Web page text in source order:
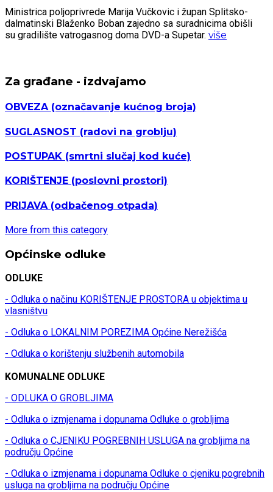
Ministrica poljoprivrede Marija Vučkovic i župan Splitsko-
dalmatinski Blaženko Boban zajedno sa suradnicima obišli
su gradilište vatrogasnog doma DVD-a Supetar. više
Za građane - izdvajamo
OBVEZA(označavanje kućnog broja)
SUGLASNOST (radovi na groblju)
POSTUPAK (smrtni slučaj kod kuće)
KORIŠTENJE (poslovni prostori)
PRIJAVA (odbačenog otpada)
More from this category
Općinske odluke
ODLUKE
- Odluka o načinu KORIŠTENJE PROSTORA u objektima u
vlasništvu
- Odluka o LOKALNIM POREZIMA Općine Nerežišća
- Odluka o korištenju službenih automobila
KOMUNALNE ODLUKE
- ODLUKA O GROBLJIMA
- Odluka o izmjenama i dopunama Odluke o grobljima
- Odluka o CJENIKU POGREBNIH USLUGA na grobljima na
području Općine
- Odluka o izmjenama i dopunama Odluke o cjeniku pogrebnih
usluga na grobljima na području Općine